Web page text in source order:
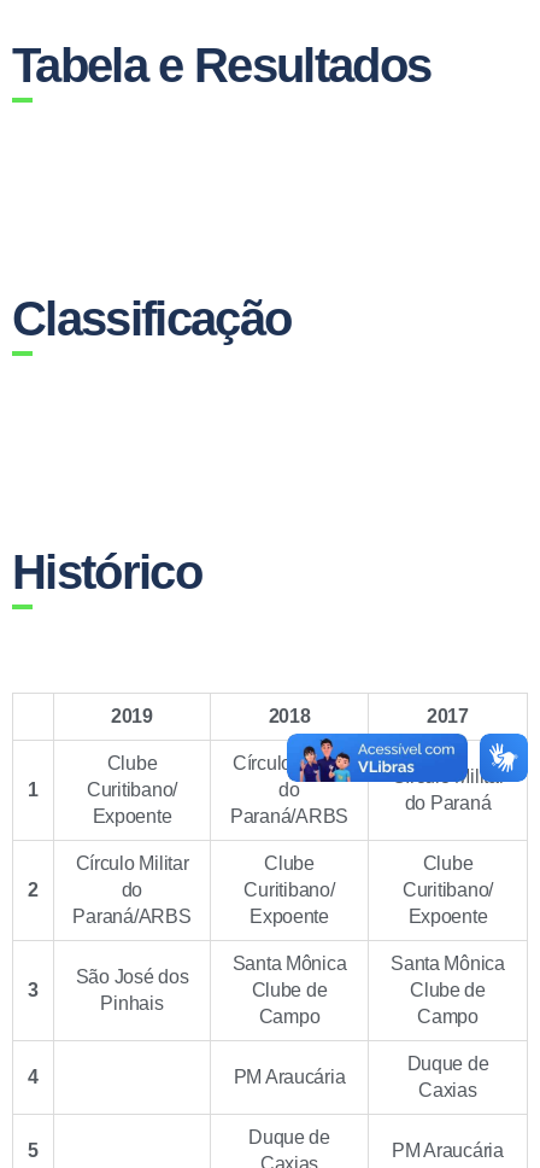
Tabela e Resultados
Classificação
Histórico
2019 2018 2017
1
Clube
Curitibano/
Expoente
Círculo Militar
do
Paraná/ARBS
Círculo Militar
do Paraná
2
Círculo Militar
do
Paraná/ARBS
Clube
Curitibano/
Expoente
Clube
Curitibano/
Expoente
3
São José dos
Pinhais
Santa Mônica
Clube de
Campo
Santa Mônica
Clube de
Campo
4 PM Araucária
Duque de
Caxias
5
Duque de
Caxias
PM Araucária